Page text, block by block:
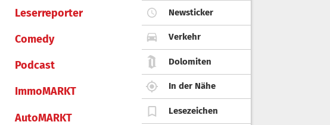
Leserreporter
Comedy
Podcast
ImmoMARKT
AutoMARKT
Newsticker
Verkehr
Dolomiten
In der Nähe
Lesezeichen